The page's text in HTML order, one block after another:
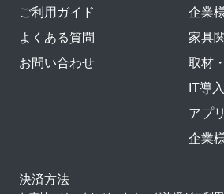
ご利用ガイド
よくある質問
お問い合わせ
企業
家具
取材
IT導
アプ
企業
決済方法